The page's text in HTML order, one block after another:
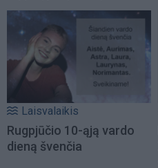
Laisvalaikis
Rugpjūčio 10-ąją vardo
dieną švenčia